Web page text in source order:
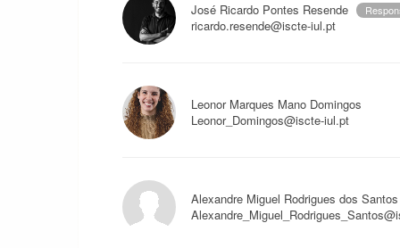
José Ricardo Pontes Resende
ricardo.resende@iscte-iul.pt
Leonor Marques Mano Domingos
Leonor_Domingos@iscte-iul.pt
Alexandre Miguel Rodrigues dos Santos